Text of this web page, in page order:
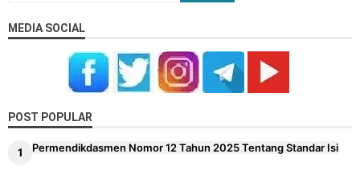
MEDIA SOCIAL
POST POPULAR
Permendikdasmen Nomor 12 Tahun 2025 Tentang Standar Isi